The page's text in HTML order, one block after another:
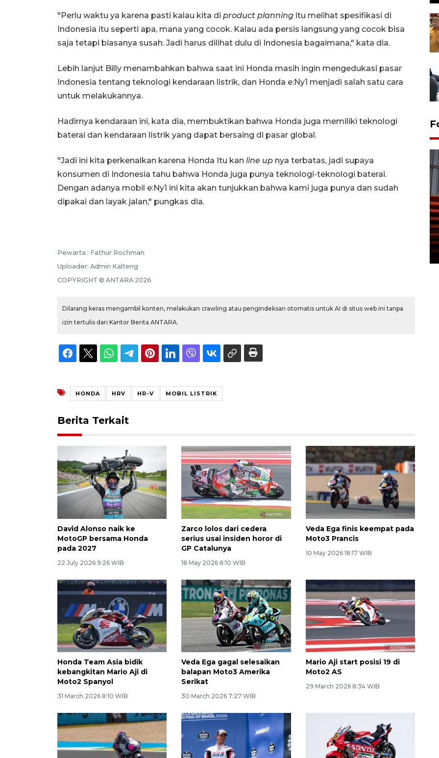
"Perlu waktu ya karena pasti kalau kita di product planning itu melihat spesifikasi di
Indonesia itu seperti apa, mana yang cocok. Kalau ada persis langsung yang cocok bisa
saja tetapi biasanya susah. Jadi harus dilihat dulu di Indonesia bagaimana," kata dia.
Lebih lanjut Billy menambahkan bahwa saat ini Honda masih ingin mengedukasi pasar
Indonesia tentang teknologi kendaraan listrik, dan Honda e:Ny1 menjadi salah satu cara
untuk melakukannya.
Hadirnya kendaraan ini, kata dia, membuktikan bahwa Honda juga memiliki teknologi
baterai dan kendaraan listrik yang dapat bersaing di pasar global.
"Jadi ini kita perkenalkan karena Honda Itu kan line up nya terbatas, jadi supaya
konsumen di Indonesia tahu bahwa Honda juga punya teknologi-teknologi baterai.
Dengan adanya mobil e:Ny1 ini kita akan tunjukkan bahwa kami juga punya dan sudah
dipakai dan layak jalan," pungkas dia.
Pewarta : Fathur Rochman
Uploader: Admin Kalteng
COPYRIGHT © ANTARA 2026
Dilarang keras mengambil konten, melakukan crawling atau pengindeksan otomatis untuk AI di situs web ini tanpa
izin tertulis dari Kantor Berita ANTARA.
HONDA HRV HR-V MOBIL LISTRIK
Berita Terkait
David Alonso naik ke
MotoGP bersama Honda
pada 2027
22 July 2026 9:26 WIB
Zarco lolos dari cedera
serius usai insiden horor di
GP Catalunya
18 May 2026 8:10 WIB
Veda Ega finis keempat pada
Moto3 Prancis
10 May 2026 18:17 WIB
Honda Team Asia bidik
kebangkitan Mario Aji di
Moto2 Spanyol
31 March 2026 8:10 WIB
Veda Ega gagal selesaikan
balapan Moto3 Amerika
Serikat
30 March 2026 7:27 WIB
Mario Aji start posisi 19 di
Moto2 AS
29 March 2026 8:34 WIB